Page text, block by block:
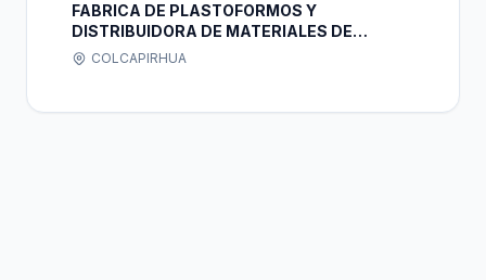
FABRICA DE PLASTOFORMOS Y
DISTRIBUIDORA DE MATERIALES DE
CONSTRUCCION" CONSTRULOSAS"
COLCAPIRHUA